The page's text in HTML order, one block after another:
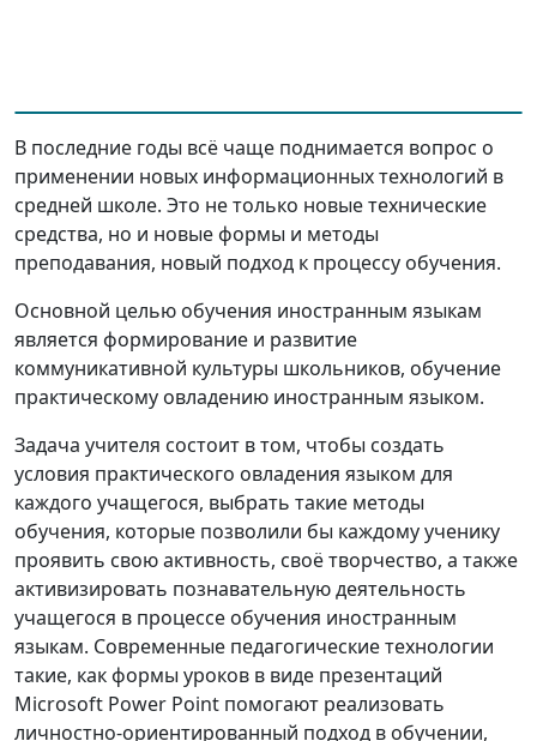
В последние годы всё чаще поднимается вопрос о
применении новых информационных технологий в
средней школе. Это не только новые технические
средства, но и новые формы и методы
преподавания, новый подход к процессу обучения.
Основной целью обучения иностранным языкам
является формирование и развитие
коммуникативной культуры школьников, обучение
практическому овладению иностранным языком.
Задача учителя состоит в том, чтобы создать
условия практического овладения языком для
каждого учащегося, выбрать такие методы
обучения, которые позволили бы каждому ученику
проявить свою активность, своё творчество, а также
активизировать познавательную деятельность
учащегося в процессе обучения иностранным
языкам. Современные педагогические технологии
такие, как формы уроков в виде презентаций
Microsoft Power Point помогают реализовать
личностно-ориентированный подход в обучении,